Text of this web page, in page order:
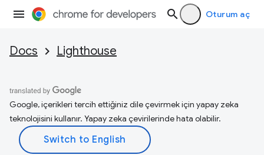
Oturum aç
Docs Lighthouse
Google, içerikleri tercih ettiğiniz dile çevirmek için yapay zeka
teknolojisini kullanır. Yapay zeka çevirilerinde hata olabilir.